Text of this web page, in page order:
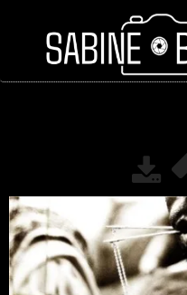
REPORTAGES▼
Bio▼
Expositions